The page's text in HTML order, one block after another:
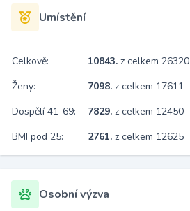
Umístění
Celkově: 10843. z celkem 26320
Ženy:
7098. z celkem 17611
Dospělí 41-69:
7829. z celkem 12450
BMI pod 25:
2761. z celkem 12625
Osobní výzva